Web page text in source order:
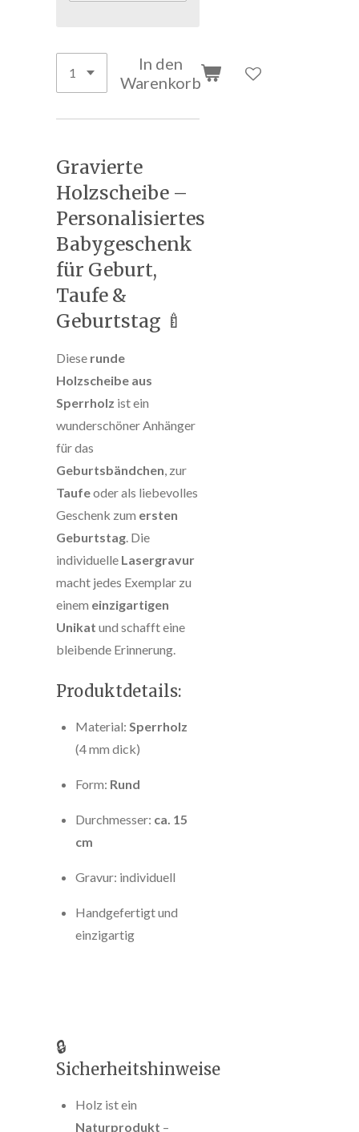
In den
Warenkorb
Gravierte
Holzscheibe –
Personalisiertes
Babygeschenk
für Geburt,
Taufe &
Geburtstag 🍼
Diese runde
Holzscheibe aus
Sperrholz ist ein
wunderschöner Anhänger
für das
Geburtsbändchen , zur
Taufeoder als liebevolles
Geschenk zum ersten
Geburtstag . Die
individuelle Lasergravur
macht jedes Exemplar zu
einem einzigartigen
Unikat und schafft eine
bleibende Erinnerung.
Produktdetails:
Material: Sperrholz
(4 mm dick)
Form: Rund
Durchmesser: ca. 15
cm
Gravur: individuell
Handgefertigt und
einzigartig
🔒
Sicherheitshinweise
Holz ist ein
Naturprodukt –